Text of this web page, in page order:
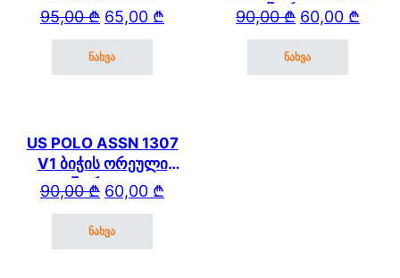
95,00₾ Original price was: 95,00 ₾.
65,00 ₾
Current price is: 65,00 ₾.
ნახვა
შორტით
90,00₾ Original price
60,00 ₾
Current price is:
ნახვა
US POLO ASSN 1307
V1 ბიჭის ორეული
შორტით
90,00₾ Original price was: 90,00 ₾.
60,00 ₾
Current price is: 60,00 ₾.
ნახვა